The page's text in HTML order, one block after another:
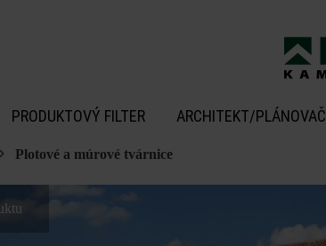
PRODUKTOVÝ FILTER ARCHITEKT/PLÁNOVAČ
Plotové a múrové tvárnice